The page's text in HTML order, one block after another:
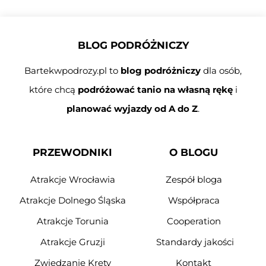
BLOG PODRÓŻNICZY
Bartekwpodrozy.pl to blog podróżniczy dla osób,
które chcą podróżować tanio na własną rękęi
planować wyjazdy od A do Z.
PRZEWODNIKI
Atrakcje Wrocławia
Atrakcje Dolnego Śląska
Atrakcje Torunia
Atrakcje Gruzji
Zwiedzanie Krety
O BLOGU
Zespół bloga
Współpraca
Cooperation
Standardy jakości
Kontakt